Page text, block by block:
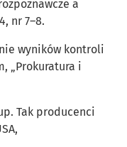
a
nr 7–8.
wyników kontroli
„Prokuratura i
Tak producenci